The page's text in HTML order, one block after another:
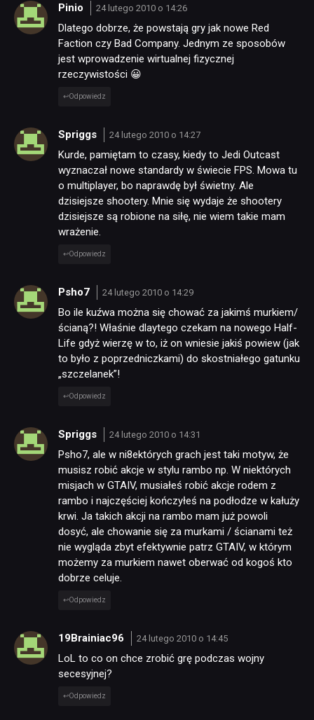
NEWSY
RECENZJE
PUBLICYSTYKA
KULTURA
Pinio 24 lutego 2010 o 14:26
Dlatego dobrze, że powstają gry jak nowe Red
Faction czy Bad Company. Jednym ze sposobów
jest wprowadzenie wirtualnej fizycznej
rzeczywistości 😀
Odpowiedz
Spriggs 24 lutego 2010 o 14:27
Kurde, pamiętam to czasy, kiedy to Jedi Outcast
wyznaczał nowe standardy w świecie FPS. Mowa tu
o multiplayer, bo naprawdę był świetny. Ale
dzisiejsze shootery. Mnie się wydaje że shootery
dzisiejsze są robione na siłę, nie wiem takie mam
wrażenie.
Odpowiedz
Psho7 24 lutego 2010 o 14:29
Bo ile kuźwa można się chować za jakimś murkiem/
ścianą?! Właśnie dlaytego czekam na nowego Half-
Life gdyż wierzę w to, iż on wniesie jakiś powiew (jak
to było z poprzedniczkami) do skostniałego gatunku
„szczelanek”!
Odpowiedz
Spriggs 24 lutego 2010 o 14:31
Psho7, ale w ni8ektórych grach jest taki motyw, że
musisz robić akcje w stylu rambo np. W niektórych
misjach w GTAIV, musiałeś robić akcje rodem z
rambo i najczęściej kończyłeś na podłodze w kałuży
krwi. Ja takich akcji na rambo mam już powoli
dosyć, ale chowanie się za murkami / ścianami też
nie wygląda zbyt efektywnie patrz GTAIV, w którym
możemy za murkiem nawet oberwać od kogoś kto
dobrze celuje.
Odpowiedz
19Brainiac96 24 lutego 2010 o 14:45
LoL to co on chce zrobić grę podczas wojny
secesyjnej?
Odpowiedz